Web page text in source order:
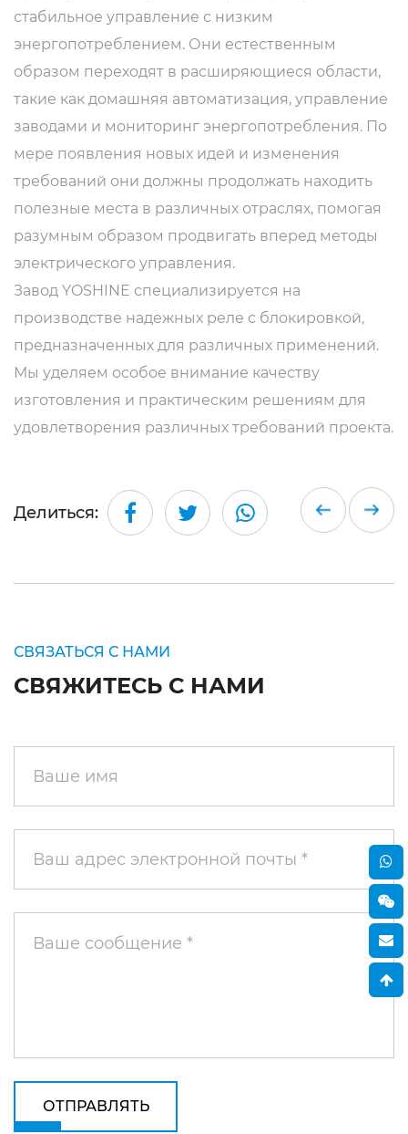
стабильное управление с низким
энергопотреблением. Они естественным
образом переходят в расширяющиеся области,
такие как домашняя автоматизация, управление
заводами и мониторинг энергопотребления. По
мере появления новых идей и изменения
требований они должны продолжать находить
полезные места в различных отраслях, помогая
разумным образом продвигать вперед методы
электрического управления.
Завод YOSHINE специализируется на
производстве надежных реле с блокировкой,
предназначенных для различных применений.
Мы уделяем особое внимание качеству
изготовления и практическим решениям для
удовлетворения различных требований проекта.
Делиться:
СВЯЗАТЬСЯ С НАМИ
СВЯЖИТЕСЬ С НАМИ
ОТПРАВЛЯТЬ